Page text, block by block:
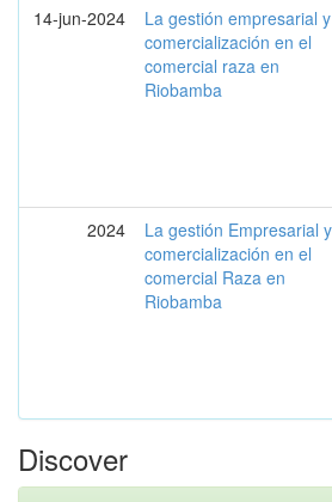
14-jun-2024
La gestión empresarial
comercialización en el
comercial raza en
Riobamba
2024
La gestión Empresarial
comercialización en el
comercial Raza en
Riobamba
Discover